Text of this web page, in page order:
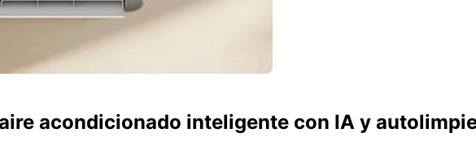
acondicionado inteligente con IA y